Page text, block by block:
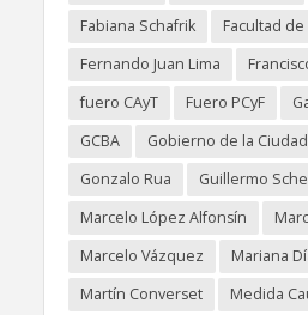
Fabiana Schafrik
Facultad
Fernando Juan Lima
fuero CAyT
Fuero PCyF
GCBA
Gobierno de la
Gonzalo Rua
Guillermo
Marcelo López Alfonsín
Marcelo Vázquez
Mariana
Martín Converset
Medida